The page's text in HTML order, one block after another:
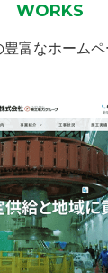
WORKS
富なホームペ